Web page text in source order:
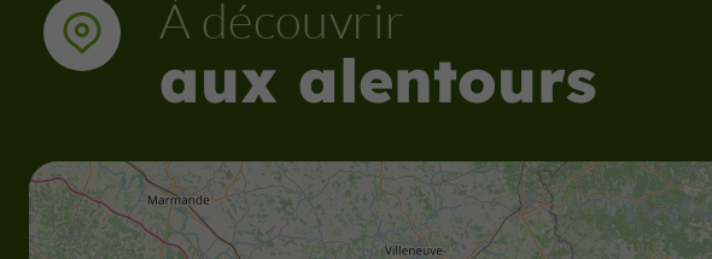
À découvrir
aux alentours